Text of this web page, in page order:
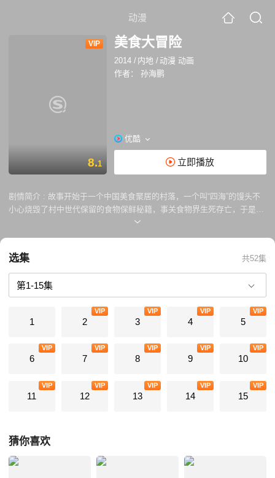
动漫
VIP
8.1
美食大冒险
2014 / 内地 / 动漫 动画
作者：
孙海鹏
优酷
立即播放
剧情简介 : 故事开始于一个中国美食聚居的村落，一个叫“四海”的馒头不
小心烧毁了村中世代保留的食物保鲜秘籍，事关食物界生死存亡，于是，
以包子“包强”为首的七个身怀绝技的食物勇士挺身而出，去“世界的尽头”寻
知名美食，著名历史事件，将中外饮食文化，风物名...
选集 共52集
1 2
VIP
3
VIP
4
VIP
5
VIP
6
VIP
7
VIP
8
VIP
9
VIP
10
VIP
11
VIP
12
VIP
13
VIP
14
VIP
15
VIP
猜你喜欢